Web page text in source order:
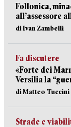
Follonica,
all’assessore
di Ivan Zambelli
Fa discutere
«Forte dei
Versilia la
di Matteo Tuccini
Strade e